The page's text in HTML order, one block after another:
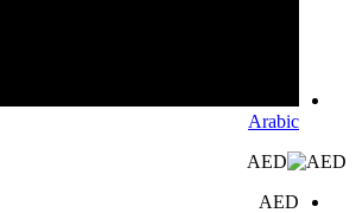
Arabic
AED
AED